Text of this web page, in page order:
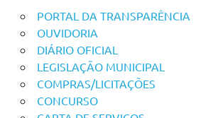
PORTAL DA TRANSPARÊNCIA
OUVIDORIA
DIÁRIO OFICIAL
LEGISLAÇÃO MUNICIPAL
COMPRAS/LICITAÇÕES
CONCURSO